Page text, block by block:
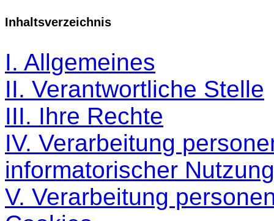
Inhaltsverzeichnis
I. Allgemeines
II. Verantwortliche Stelle
III. Ihre Rechte
IV. Verarbeitung
informatorischer
V. Verarbeitung